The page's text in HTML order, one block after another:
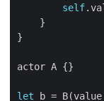
self
let b =